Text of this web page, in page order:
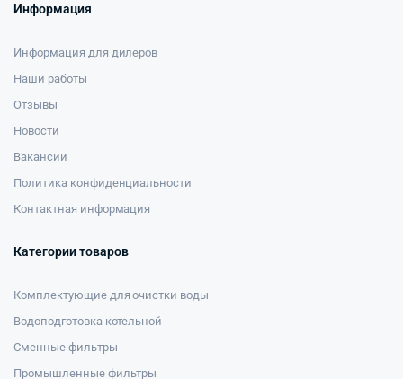
Информация
Информация для дилеров
Наши работы
Отзывы
Новости
Вакансии
Политика конфиденциальности
Контактная информация
Категории товаров
Комплектующие для очистки воды
Водоподготовка котельной
Сменные фильтры
Промышленные фильтры